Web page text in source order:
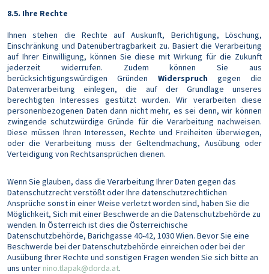
8.5. Ihre Rechte
Ihnen stehen die Rechte auf Auskunft, Berichtigung, Löschung,
Einschränkung und Datenübertragbarkeit zu. Basiert die Verarbeitung
auf Ihrer Einwilligung, können Sie diese mit Wirkung für die Zukunft
jederzeit widerrufen. Zudem können Sie aus
berücksichtigungswürdigen Gründen Widerspruch gegen die
Datenverarbeitung einlegen, die auf der Grundlage unseres
berechtigten Interesses gestützt wurden. Wir verarbeiten diese
personenbezogenen Daten dann nicht mehr, es sei denn, wir können
zwingende schutzwürdige Gründe für die Verarbeitung nachweisen.
Diese müssen Ihren Interessen, Rechte und Freiheiten überwiegen,
oder die Verarbeitung muss der Geltendmachung, Ausübung oder
Verteidigung von Rechtsansprüchen dienen.
Wenn Sie glauben, dass die Verarbeitung Ihrer Daten gegen das
Datenschutzrecht verstößt oder Ihre datenschutzrechtlichen
Ansprüche sonst in einer Weise verletzt worden sind, haben Sie die
Möglichkeit, Sich mit einer Beschwerde an die Datenschutzbehörde zu
wenden. In Österreich ist dies die Österreichische
Datenschutzbehörde, Barichgasse 40-42, 1030 Wien. Bevor Sie eine
Beschwerde bei der Datenschutzbehörde einreichen oder bei der
Ausübung Ihrer Rechte und sonstigen Fragen wenden Sie sich bitte an
uns unter nino.tlapak@dorda.at.